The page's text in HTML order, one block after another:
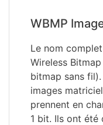
WBMP
Le nom
Wireless
bitmap sans
images
prennent en
1 bit. Ils ont été